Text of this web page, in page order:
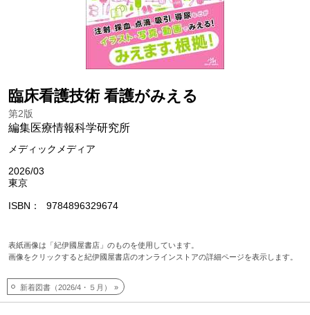
臨床看護技術 看護がみえる
第2版
編集医療情報科学研究所
メディックメディア
2026/03
東京
ISBN 9784896329674
表紙画像は「紀伊國屋書店」のものを使用しています。
画像をクリックすると紀伊國屋書店のオンラインストアの詳細ページを表示します。
新着図書（2026/4・５月）